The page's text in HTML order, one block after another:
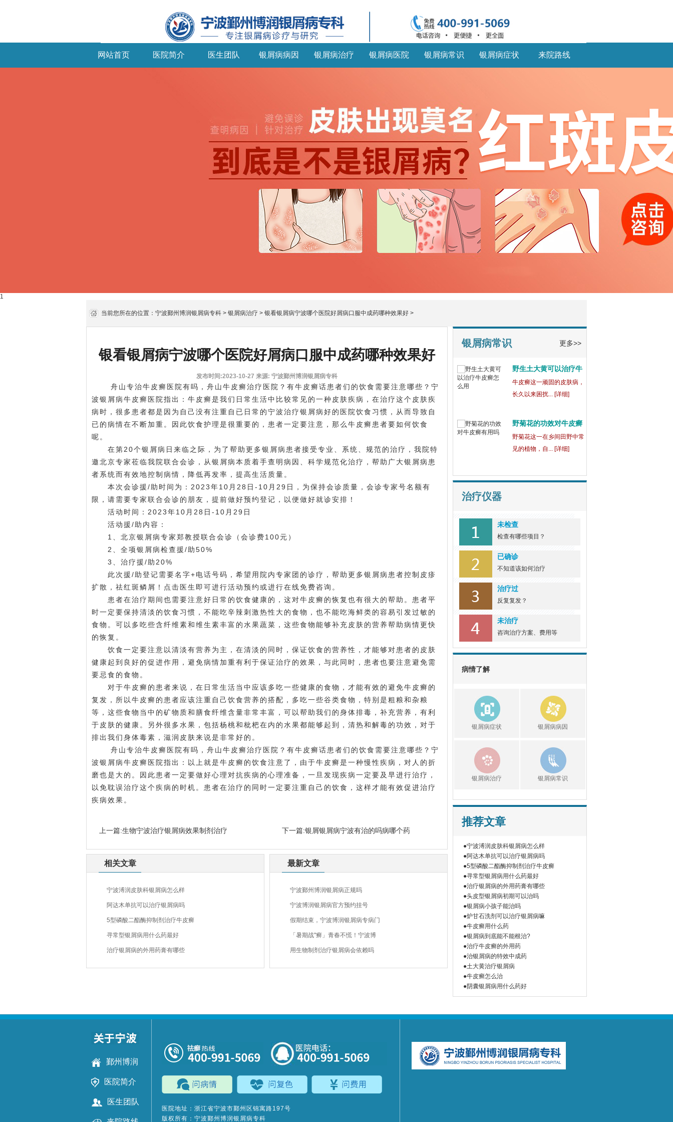
网站首页 医院简介 医生团队 银屑病病因 银屑病治疗 银屑病医院 银屑病常识 银屑病症状 来院路线
1
当前您所在的位置： 宁波鄞州博润银屑病专科 > 银屑病治疗 > 银看银屑病宁波哪个医院好屑病口服中成药哪种效果好 >
银看银屑病宁波哪个医院好屑病口服中成药哪种效果好
发布时间:2023-10-27 来源: 宁波鄞州博润银屑病专科
舟山专治牛皮癣医院有吗，舟山牛皮癣治疗医院？有牛皮癣话患者们的饮食需要注意哪些？宁
波银屑病牛皮癣医院指出：牛皮癣是我们日常生活中比较常见的一种皮肤疾病，在治疗这个皮肤疾
病时，很多患者都是因为自己没有注重自已日常的宁波治疗银屑病好的医院饮食习惯，从而导致自
已的病情在不断加重。因此饮食护理是很重要的，患者一定要注意，那么牛皮癣患者要如何饮食
呢。
在第20个银屑病日来临之际，为了帮助更多银屑病患者接受专业、系统、规范的治疗，我院特
邀北京专家莅临我院联合会诊，从银屑病本质着手查明病因、科学规范化治疗，帮助广大银屑病患
者系统而有效地控制病情，降低再发率，提高生活质量。
本次会诊援/助时间为：2023年10月28日-10月29日，为保持会诊质量，会诊专家号名额有
限，请需要专家联合会诊的朋友，提前做好预约登记，以便做好就诊安排！
活动时间：2023年10月28日-10月29日
活动援/助内容：
1、北京银屑病专家郑教授联合会诊（会诊费100元）
2、全项银屑病检查援/助50%
3、治疗援/助20%
此次援/助登记需要名字+电话号码，希望用院内专家团的诊疗，帮助更多银屑病患者控制皮疹
扩散，祛红斑鳞屑！点击医生即可进行活动预约或进行在线免费咨询。
患者在治疗期间也需要注意好日常的饮食健康的，这对牛皮癣的恢复也有很大的帮助。患者平
时一定要保持清淡的饮食习惯，不能吃辛辣刺激热性大的食物，也不能吃海鲜类的容易引发过敏的
食物。可以多吃些含纤维素和维生素丰富的水果蔬菜，这些食物能够补充皮肤的营养帮助病情更快
的恢复。
饮食一定要注意以清淡有营养为主，在清淡的同时，保证饮食的营养性，才能够对患者的皮肤
健康起到良好的促进作用，避免病情加重有利于保证治疗的效果，与此同时，患者也要注意避免需
要忌食的食物。
对于牛皮癣的患者来说，在日常生活当中应该多吃一些健康的食物，才能有效的避免牛皮癣的
复发，所以牛皮癣的患者应该注重自己饮食营养的搭配，多吃一些谷类食物，特别是粗粮和杂粮
等，这些食物当中的矿物质和膳食纤维含量非常丰富，可以帮助我们的身体排毒，补充营养，有利
于皮肤的健康。另外很多水果，包括杨桃和枇杷在内的水果都能够起到，清热和解毒的功效，对于
排出我们身体毒素，滋润皮肤来说是非常好的。
舟山专治牛皮癣医院有吗，舟山牛皮癣治疗医院？有牛皮癣话患者们的饮食需要注意哪些？宁
波银屑病牛皮癣医院指出：以上就是牛皮癣的饮食注意了，由于牛皮癣是一种慢性疾病，对人的折
磨也是大的。因此患者一定要做好心理对抗疾病的心理准备，一旦发现疾病一定要及早进行治疗，
以免耽误治疗这个疾病的时机。患者在治疗的同时一定要注重自己的饮食，这样才能有效促进治疗
疾病效果。
上一篇:生物宁波治疗银屑病效果制剂治疗 下一篇:银屑银屑病宁波有治的吗病哪个药
相关文章
宁波溥润皮肤科银屑病怎么样
阿达木单抗可以治疗银屑病吗
5型磷酸二酯酶抑制剂治疗牛皮癣
寻常型银屑病用什么药最好
治疗银屑病的外用药膏有哪些
最新文章
宁波鄞州博润银屑病正规吗
宁波博润银屑病官方预约挂号
假期结束，宁波博润银屑病专病门
「暑期战"癣」青春不慌！宁波博
用生物制剂治疗银屑病会依赖吗
银屑病常识 更多>>
银屑病这一复杂的皮肤病，
常常让患者们... [详细]
野生土大黄可以治疗牛
牛皮癣这一顽固的皮肤病，
长久以来困扰... [详细]
野菊花的功效对牛皮癣
野菊花这一在乡间田野中常
见的植物，自... [详细]
治疗仪器
未检查
检查有哪些项目？
已确诊
不知道该如何治疗
治疗过
反复复发？
未治疗
咨询治疗方案、费用等
病情了解
银屑病症状 银屑病病因
银屑病治疗 银屑病常识
推荐文章
●宁波溥润皮肤科银屑病怎么样
●阿达木单抗可以治疗银屑病吗
●5型磷酸二酯酶抑制剂治疗牛皮癣
●寻常型银屑病用什么药最好
●治疗银屑病的外用药膏有哪些
●头皮型银屑病初期可以治吗
●银屑病小孩子能治吗
●炉甘石洗剂可以治疗银屑病嘛
●牛皮癣用什么药
●银屑病到底能不能根治?
●治疗牛皮癣的外用药
●治银屑病的特效中成药
●土大黄治疗银屑病
●牛皮癣怎么治
●阴囊银屑病用什么药好
鄞州博润
医院简介
医生团队
医院地址：浙江省宁波市鄞州区锦寓路197号
版权所有：宁波鄞州博润银屑病专科